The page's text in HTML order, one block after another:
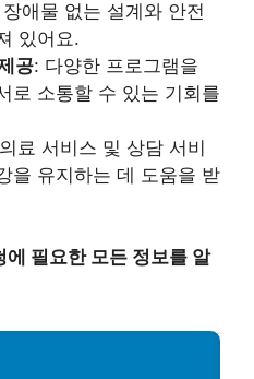
장애물 없는 설계와 안전
있어요.
공: 다양한 프로그램을
로 소통할 수 있는 기회를
료 서비스 및 상담 서비
을 유지하는 데 도움을 받
필요한 모든 정보를 알